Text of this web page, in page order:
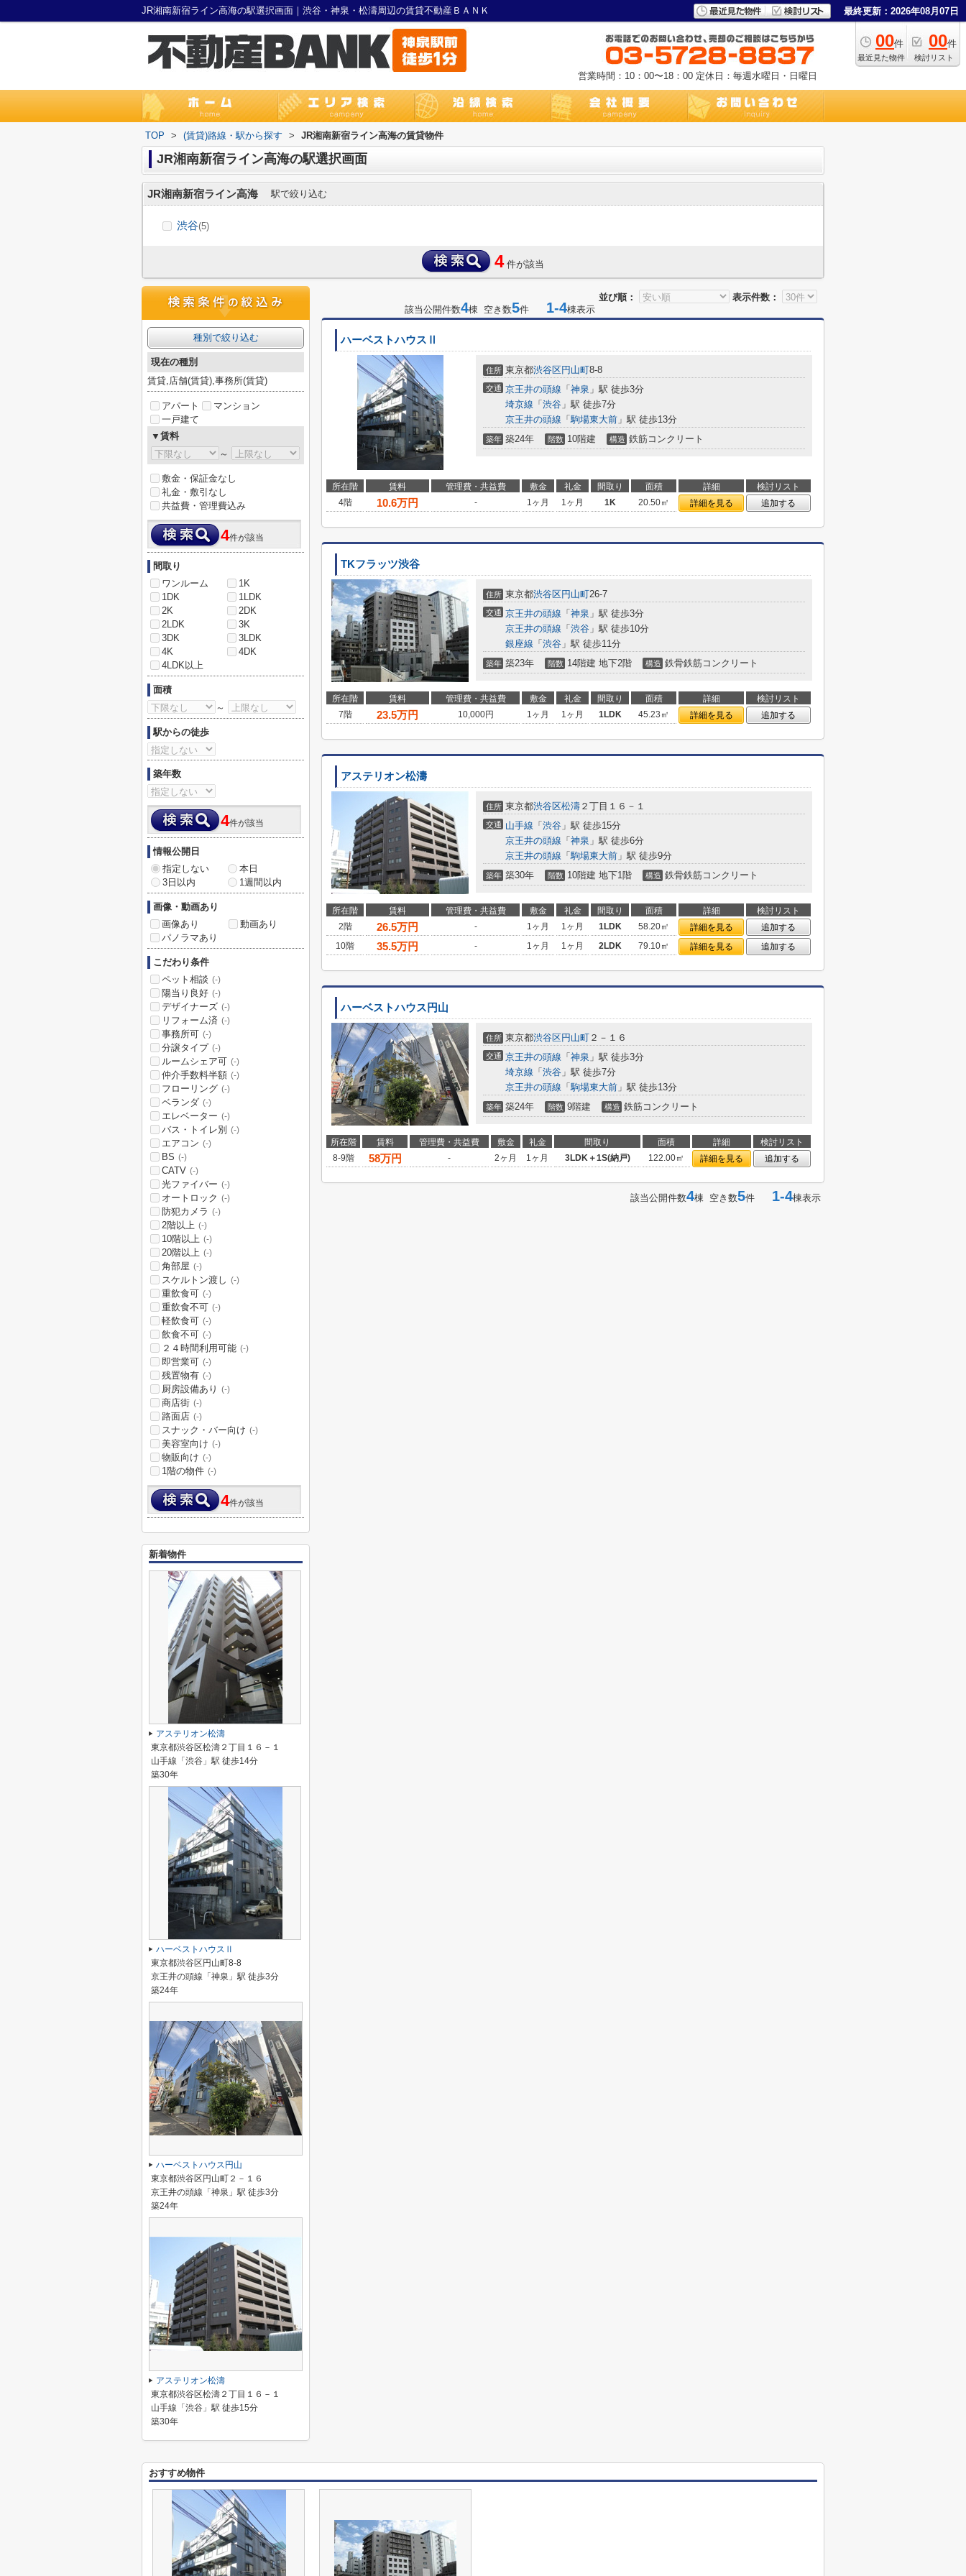
JR湘南新宿ライン高海の駅選択画面｜渋谷・神泉・松濤周辺の賃貸不動産ＢＡＮＫ 最終更新：2026年08月07日
00件
最近見た物件
00件
検討リスト
営業時間：10：00〜18：00 定休日：毎週水曜日・日曜日
TOP > (賃貸)路線・駅から探す > JR湘南新宿ライン高海の賃貸物件
JR湘南新宿ライン高海の駅選択画面
JR湘南新宿ライン高海 駅で絞り込む
渋谷(5)
4 件が該当
並び順：
表示件数：
該当公開件数4棟 空き数5件 1-4棟表示
ハーベストハウスⅡ
住所 東京都渋谷区円山町8-8
交通 京王井の頭線 「 神泉 」駅 徒歩3分
埼京線 「 渋谷 」駅 徒歩7分
京王井の頭線 「駒場東大前 」駅 徒歩13分
築年 築24年 階数 10階建 構造 鉄筋コンクリート
所在階 賃料 管理費・共益費 敷金 礼金 間取り 面積 詳細
検討リスト
4階
10.6万円 - 1ヶ月 1ヶ月 1K 20.50㎡ 詳細を見る 追加する
TKフラッツ渋谷
住所 東京都渋谷区円山町26-7
交通 京王井の頭線 「 神泉 」駅 徒歩3分
京王井の頭線 「 渋谷 」駅 徒歩10分
銀座線 「 渋谷 」駅 徒歩11分
築年 築23年 階数 14階建 地下2階 構造 鉄骨鉄筋コンクリート
所在階 賃料 管理費・共益費 敷金 礼金 間取り 面積 詳細
検討リスト
7階
23.5万円 10,000円 1ヶ月 1ヶ月 1LDK 45.23㎡ 詳細を見る 追加する
アステリオン松濤
住所 東京都渋谷区松濤 ２丁目１６－１
交通 山手線 「 渋谷 」駅 徒歩15分
京王井の頭線 「 神泉 」駅 徒歩6分
京王井の頭線 「駒場東大前 」駅 徒歩9分
築年 築30年 階数 10階建 地下1階 構造 鉄骨鉄筋コンクリート
所在階 賃料 管理費・共益費 敷金 礼金 間取り 面積 詳細
検討リスト
2階
26.5万円 - 1ヶ月 1ヶ月 1LDK 58.20㎡ 詳細を見る
追加する
10階
35.5万円 - 1ヶ月 1ヶ月 2LDK 79.10㎡ 詳細を見る 追加する
ハーベストハウス円山
住所 東京都渋谷区円山町 ２－１６
交通 京王井の頭線 「 神泉 」駅 徒歩3分
埼京線 「 渋谷 」駅 徒歩7分
京王井の頭線 「駒場東大前 」駅 徒歩13分
築年 築24年 階数 9階建 構造 鉄筋コンクリート
所在階 賃料 管理費・共益費 敷金 礼金 間取り 面積 詳細
検討リスト
8-9階
58万円 - 2ヶ月 1ヶ月 3LDK＋1S(納戸) 122.00㎡ 詳細を見る 追加する
該当公開件数4棟 空き数5件 1-4棟表示
種別で絞り込む
現在の種別
賃貸,店舗(賃貸),事務所(賃貸)
アパート
マンション
一戸建て
▼賃料
～
敷金・保証金なし
礼金・敷引なし
共益費・管理費込み
4件が該当
間取り
ワンルーム
1K
1DK
1LDK
2K
2DK
2LDK
3K
3DK
3LDK
4K
4DK
4LDK以上
面積
～
駅からの徒歩
築年数
4件が該当
情報公開日
指定しない
本日
3日以内
1週間以内
画像・動画あり
画像あり
動画あり
パノラマあり
こだわり条件
ペット相談 (-)
陽当り良好 (-)
デザイナーズ (-)
リフォーム済 (-)
事務所可 (-)
分譲タイプ (-)
ルームシェア可 (-)
仲介手数料半額 (-)
フローリング (-)
ベランダ (-)
エレベーター (-)
バス・トイレ別 (-)
エアコン (-)
BS (-)
CATV (-)
光ファイバー (-)
オートロック (-)
防犯カメラ (-)
2階以上 (-)
10階以上 (-)
20階以上 (-)
角部屋 (-)
スケルトン渡し (-)
重飲食可 (-)
重飲食不可 (-)
軽飲食可 (-)
飲食不可 (-)
２４時間利用可能 (-)
即営業可 (-)
残置物有 (-)
厨房設備あり (-)
商店街 (-)
路面店 (-)
スナック・バー向け (-)
美容室向け (-)
物販向け (-)
1階の物件 (-)
4件が該当
新着物件
アステリオン松濤
東京都渋谷区松濤２丁目１６－１
山手線「渋谷」駅 徒歩14分
築30年
ハーベストハウスⅡ
東京都渋谷区円山町8-8
京王井の頭線「神泉」駅 徒歩3分
築24年
ハーベストハウス円山
東京都渋谷区円山町２－１６
京王井の頭線「神泉」駅 徒歩3分
築24年
アステリオン松濤
東京都渋谷区松濤２丁目１６－１
山手線「渋谷」駅 徒歩15分
築30年
おすすめ物件